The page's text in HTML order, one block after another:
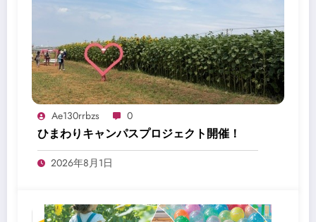
Ae130rrbzs 0
ひまわりキャンパスプロジェクト開催！
2026年8月1日